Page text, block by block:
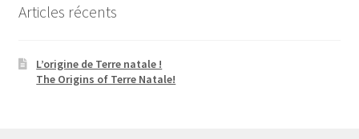
croissant
Articles récents
L’origine de Terre natale !
The Origins of Terre Natale!